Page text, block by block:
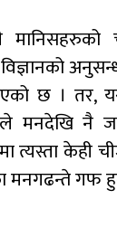
छ । तर,
मनदेखि नै
त्यस्ता केही
मनगढन्ते गफ